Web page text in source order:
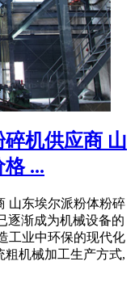
机供应商 山
...
山东埃尔派粉体粉碎
逐渐成为机械设备的
工业中环保的现代化
粗机械加工生产方式,